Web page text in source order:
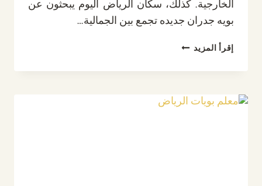
الخارجية. كذلك، سكان الرياض اليوم يبحثون عن
بويه جدران جديده تجمع بين الجمالية…
إقرأ المزيد بوية
للجدران
متألقة